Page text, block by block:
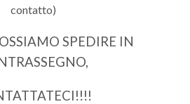
contatto)
SPEDIRE IN